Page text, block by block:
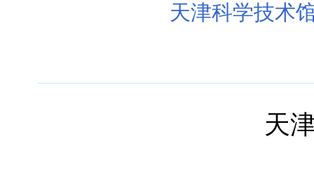
天津科学技术
天津